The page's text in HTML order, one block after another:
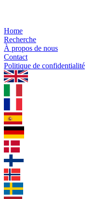
Home
Recherche
À propos de nous
Contact
Politique de confidentialité